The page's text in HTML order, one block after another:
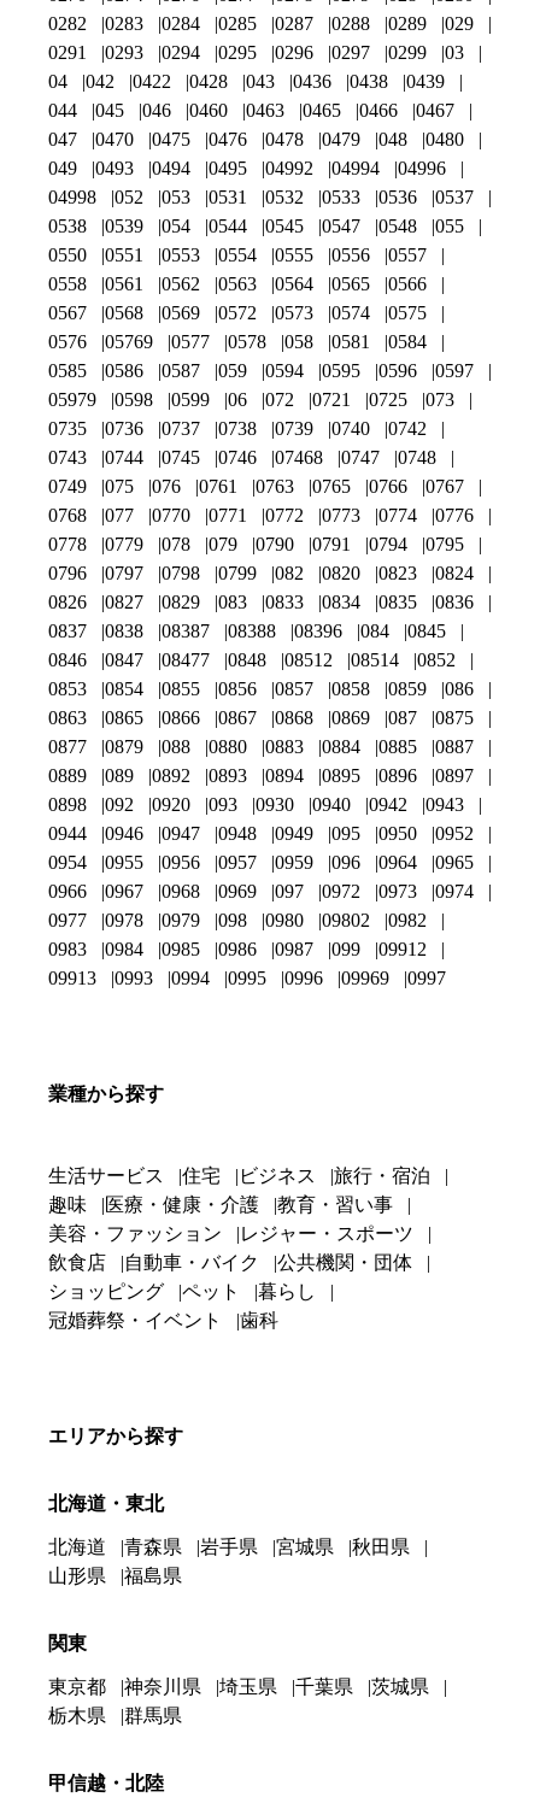
0282
0283 0284 0285 0287 0288 0289
029
0291
0293 0294 0295 0296 0297 0299
03
04
042 0422 0428 043 0436 0438
0439
044
045 046 0460 0463 0465 0466
0467
047
0470 0475 0476 0478 0479 048
0480
049
0493 0494 0495 04992 04994
04996
04998
052 053 0531 0532 0533 0536
0537
0538
0539 054 0544 0545 0547 0548
055
0550
0551 0553 0554 0555 0556
0557
0558
0561 0562 0563 0564 0565
0566
0567
0568 0569 0572 0573 0574
0575
0576
05769 0577 0578 058 0581
0584
0585
0586 0587 059 0594 0595 0596
0597
05979
0598 0599 06 072 0721 0725
073
0735
0736 0737 0738 0739 0740
0742
0743
0744 0745 0746 07468 0747
0748
0749
075 076 0761 0763 0765 0766
0767
0768
077 0770 0771 0772 0773 0774
0776
0778
0779 078 079 0790 0791 0794
0795
0796
0797 0798 0799 082 0820 0823
0824
0826
0827 0829 083 0833 0834 0835
0836
0837
0838 08387 08388 08396 084
0845
0846
0847 08477 0848 08512 08514
0852
0853
0854 0855 0856 0857 0858 0859
086
0863
0865 0866 0867 0868 0869 087
0875
0877
0879 088 0880 0883 0884 0885
0887
0889
089 0892 0893 0894 0895 0896
0897
0898
092 0920 093 0930 0940 0942
0943
0944
0946 0947 0948 0949 095 0950
0952
0954
0955 0956 0957 0959 096 0964
0965
0966
0967 0968 0969 097 0972 0973
0974
0977
0978 0979 098 0980 09802
0982
0983
0984 0985 0986 0987 099
09912
09913
0993 0994 0995 0996 09969 0997
業種から探す
生活サービス 住宅 ビジネス
旅行・宿泊
趣味
医療・健康・介護
教育・習い事
美容・ファッション
レジャー・スポーツ
飲食店
自動車・バイク
公共機関・団体
ショッピング
ペット
暮らし
冠婚葬祭・イベント
歯科
エリアから探す
北海道・東北
北海道 青森県 岩手県 宮城県
秋田県
山形県
福島県
関東
東京都 神奈川県 埼玉県 千葉県
茨城県
栃木県
群馬県
甲信越・北陸